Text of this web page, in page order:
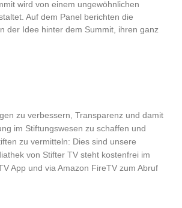
wird von einem ungewöhnlichen
Auf dem Panel berichten die
der Idee hinter dem Summit, ihren ganz
zu verbessern, Transparenz und damit
im Stiftungswesen zu schaffen und
zu vermitteln: Dies sind unsere
von Stifter TV steht kostenfrei im
App und via Amazon FireTV zum Abruf